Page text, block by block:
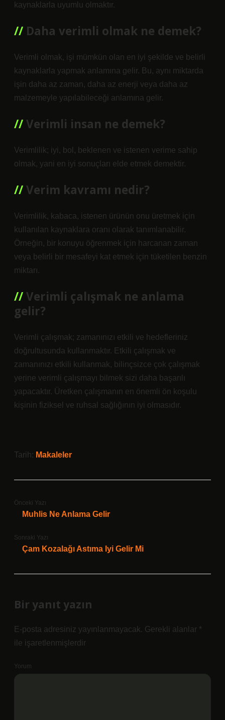
kaynaklarla uyumlu olmaktır.
Daha verimli olmak ne demek?
Verimli olmak, işi mümkün olan en iyi şekilde ve belirli
kaynaklarla yapmak anlamına gelir. Bu, aynı miktarda
işin daha az zaman, daha az enerji veya daha az
malzemeyle yapılabileceği anlamına gelir.
Verimli insan ne demek?
Verimlilik; iyi, bol, beklenen ve istenen verime sahip
olmak, yani en iyi sonuçları elde etmek demektir.
Verim kavramı nedir?
Verimlilik, kabaca, istenen ürünün onu üretmek için
kullanılan kaynaklara oranı olarak tanımlanabilir.
Örneğin, bir konuyu öğrenmek için harcanan zaman
veya belirli bir mesafeyi kat etmek için tüketilen benzin
miktarı.
Verimli çalışmak ne anlama
gelir?
Verimli çalışmak; zamanınızı etkili ve hedefleriniz
doğrultusunda kullanmaktır. Etkili çalışmak ve
zamanınızı etkili kullanmak, bilinçsizce çok çalışmak
yerine verimli çalışmayı bilmek sizi daha başarılı
yapacaktır. Üretken çalışmanın en önemli ön koşulu
kişinin fiziksel ve ruhsal sağlığının iyi olmasıdır.
Tarih: Makaleler
Önceki Yazı
Muhlis Ne Anlama Gelir
Sonraki Yazı
Çam Kozalağı Astıma Iyi Gelir Mi
Bir yanıt yazın
E-posta adresiniz yayınlanmayacak. Gerekli alanlar *
ile işaretlenmişlerdir
Yorum